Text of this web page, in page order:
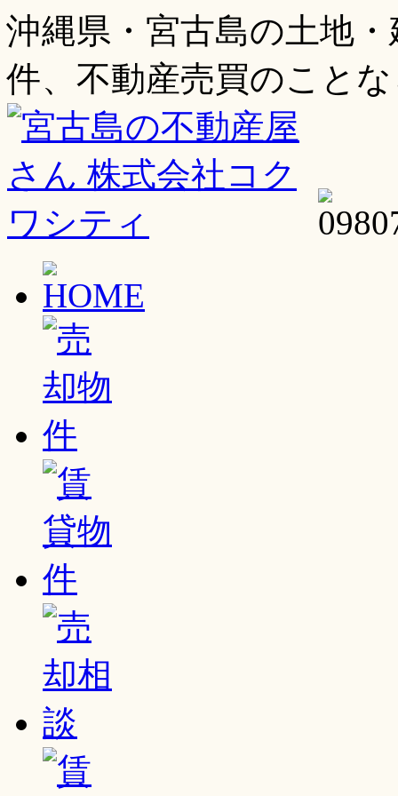
沖縄県・宮古島の土地
件、不動産売買のこと